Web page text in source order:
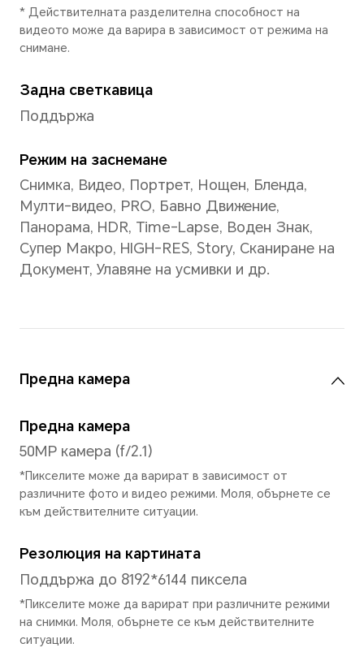
интелигентно спред
Графичен чип
Mali-G57 MC2
Тип клавиатура
Жестове, навигация с три
навигационен док
Тъмен режим/Клониране на
Множество прозорци/
приложения/Двойно